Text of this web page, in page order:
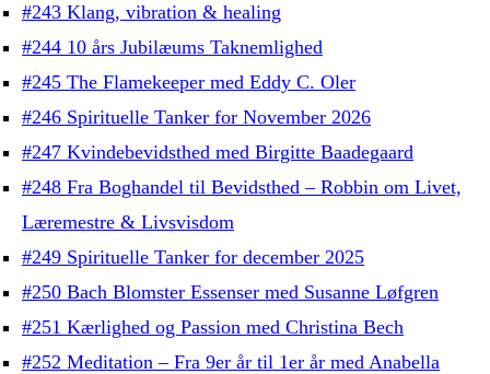
#243 Klang, vibration & healing
#244 10 års Jubilæums Taknemlighed
#245 The Flamekeeper med Eddy C. Oler
#246 Spirituelle Tanker for November 2026
#247 Kvindebevidsthed med Birgitte Baadegaard
#248 Fra Boghandel til Bevidsthed – Robbin om Livet,
Læremestre & Livsvisdom
#249 Spirituelle Tanker for december 2025
#250 Bach Blomster Essenser med Susanne Løfgren
#251 Kærlighed og Passion med Christina Bech
#252 Meditation – Fra 9er år til 1er år med Anabella